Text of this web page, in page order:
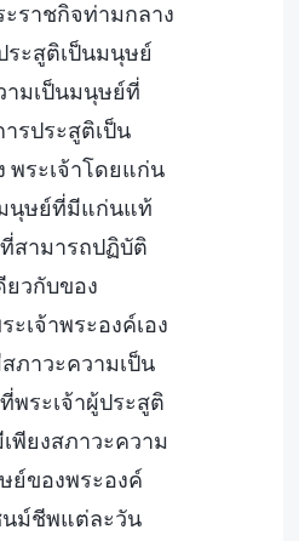
ะราชกิจท่ามกลาง
ะสูติเป็นมนุษย์
ามเป็นมนุษย์ที่
รประสูติเป็น
พระเจ้าโดยแก่น
มนุษย์ที่มีแก่นแท้
สามารถปฏิบัติ
วกับของ
เจ้าพระองค์เอง
ภาวะความเป็น
ระเจ้าผู้ประสูติ
พียงสภาวะความ
ย์ของพระองค์
นม์ชีพแต่ละวัน